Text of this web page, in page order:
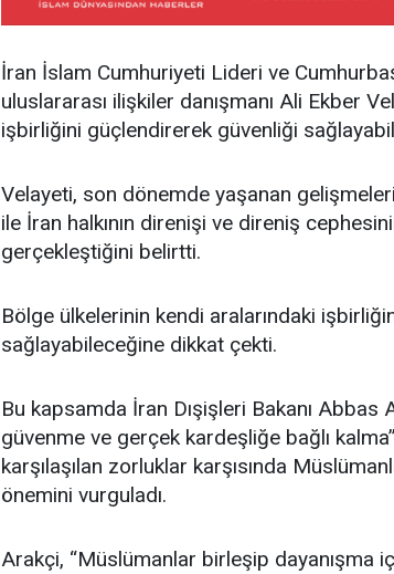
İran İslam Cumhuriyeti Lideri ve
uluslararası ilişkiler danışmanı Ali Ekber
işbirliğini güçlendirerek güvenliği
Velayeti, son dönemde yaşanan
ile İran halkının direnişi ve direniş
gerçekleştiğini belirtti.
Bölge ülkelerinin kendi aralarındaki
sağlayabileceğine dikkat çekti.
Bu kapsamda İran Dışişleri Bakanı Abbas
güvenme ve gerçek kardeşliğe bağlı
karşılaşılan zorluklar karşısında
önemini vurguladı.
Arakçi, “Müslümanlar birleşip dayanışma